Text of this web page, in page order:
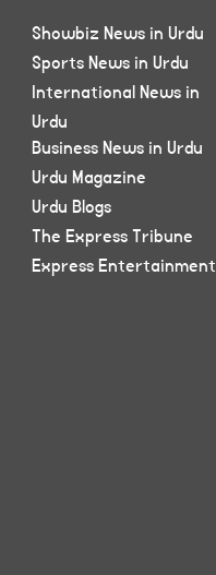
Showbiz News in Urdu
Sports News in Urdu
International News in
Urdu
Business News in Urdu
Urdu Magazine
Urdu Blogs
The Express Tribune
Express Entertainment